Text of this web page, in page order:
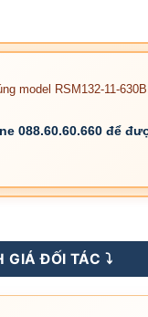
model RSM132-11-
088.60.60.660 để
630WP Ntype
GIÁ ĐỐI TÁC ⤵️